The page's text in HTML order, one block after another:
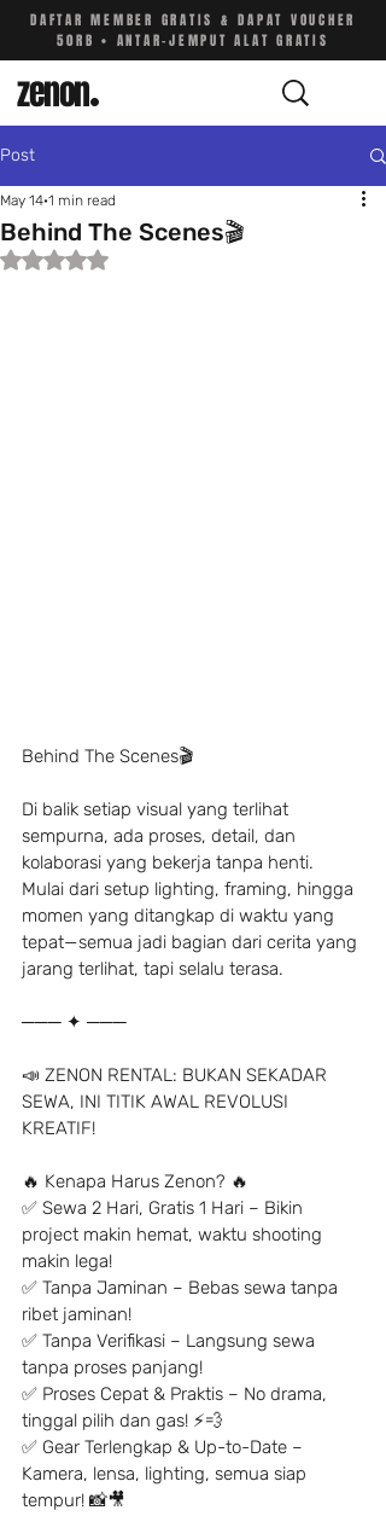
DAFTAR MEMBER GRATIS & DAPAT VOUCHER
50RB • ANTAR-JEMPUT ALAT GRATIS
zenon.
Post
Behind The Scenes🎬
May 14 1 min read
Rated NaN out of 5 stars.
Behind The Scenes🎬
Di balik setiap visual yang terlihat
sempurna, ada proses, detail, dan
kolaborasi yang bekerja tanpa henti.
Mulai dari setup lighting, framing, hingga
momen yang ditangkap di waktu yang
tepat—semua jadi bagian dari cerita yang
jarang terlihat, tapi selalu terasa.
─── ✦ ───
📣 ZENON RENTAL: BUKAN SEKADAR
SEWA, INI TITIK AWAL REVOLUSI
KREATIF!
🔥 Kenapa Harus Zenon? 🔥
✅ Sewa 2 Hari, Gratis 1 Hari – Bikin
project makin hemat, waktu shooting
makin lega!
✅ Tanpa Jaminan – Bebas sewa tanpa
ribet jaminan!
✅ Tanpa Verifikasi – Langsung sewa
tanpa proses panjang!
✅ Proses Cepat & Praktis – No drama,
tinggal pilih dan gas! ⚡️💨
✅ Gear Terlengkap & Up-to-Date –
Kamera, lensa, lighting, semua siap
tempur! 📸🎥